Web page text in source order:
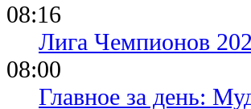
08:16
Лига Чемпионов
08:00
Главное за день: